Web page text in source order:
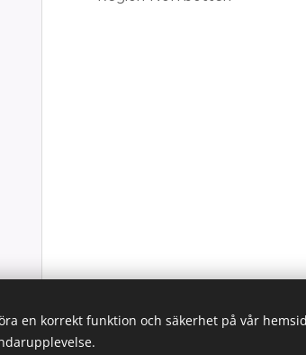
en korrekt funktion och säkerhet på vår